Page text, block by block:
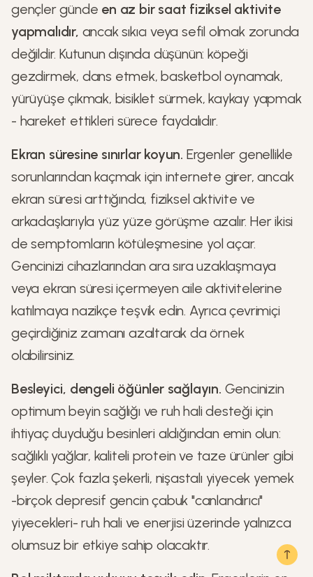
gençler günde en az bir saat fiziksel aktivite
yapmalıdır, ancak sıkıcı veya sefil olmak zorunda
değildir. Kutunun dışında düşünün: köpeği
gezdirmek, dans etmek, basketbol oynamak,
yürüyüşe çıkmak, bisiklet sürmek, kaykay yapmak
- hareket ettikleri sürece faydalıdır.
Ekran süresine sınırlar koyun. Ergenler genellikle
sorunlarından kaçmak için internete girer, ancak
ekran süresi arttığında, fiziksel aktivite ve
arkadaşlarıyla yüz yüze görüşme azalır. Her ikisi
de semptomların kötüleşmesine yol açar.
Gencinizi cihazlarından ara sıra uzaklaşmaya
veya ekran süresi içermeyen aile aktivitelerine
katılmaya nazikçe teşvik edin. Ayrıca çevrimiçi
geçirdiğiniz zamanı azaltarak da örnek
olabilirsiniz.
Besleyici, dengeli öğünler sağlayın. Gencinizin
optimum beyin sağlığı ve ruh hali desteği için
ihtiyaç duyduğu besinleri aldığından emin olun:
sağlıklı yağlar, kaliteli protein ve taze ürünler gibi
şeyler. Çok fazla şekerli, nişastalı yiyecek yemek
-birçok depresif gencin çabuk "canlandırıcı"
yiyecekleri- ruh hali ve enerjisi üzerinde yalnızca
olumsuz bir etkiye sahip olacaktır.